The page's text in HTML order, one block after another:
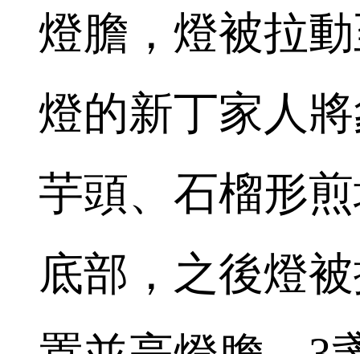
燈膽，燈被拉
燈的新丁家人
芋頭、石榴形
底部，之後燈